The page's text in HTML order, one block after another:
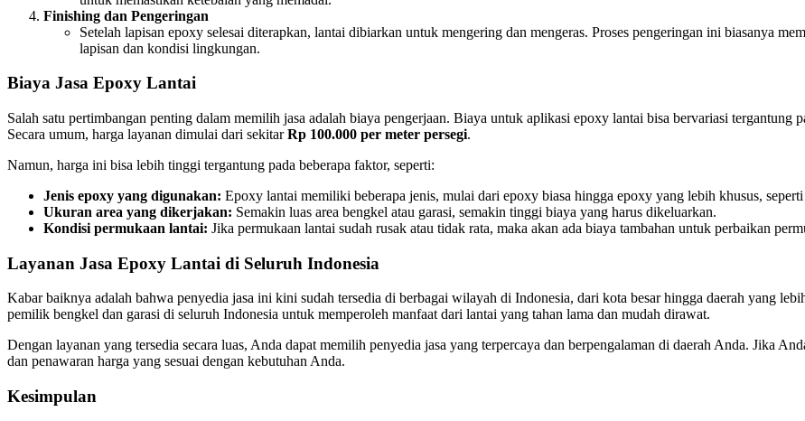
Finishing dan Pengeringan
Setelah lapisan epoxy selesai diterapkan, lantai dibiarkan untuk mengering dan mengeras. Proses pengeringan ini biasanya
lapisan dan kondisi lingkungan.
Biaya Jasa Epoxy Lantai
Salah satu pertimbangan penting dalam memilih jasa adalah biaya pengerjaan. Biaya untuk aplikasi epoxy lantai bisa bervariasi tergantung
Secara umum, harga layanan dimulai dari sekitarRp 100.000 per meter persegi.
Namun, harga ini bisa lebih tinggi tergantung pada beberapa faktor, seperti:
Jenis epoxy yang digunakan: Epoxy lantai memiliki beberapa jenis, mulai dari epoxy biasa hingga epoxy yang lebih khusus,
Ukuran area yang dikerjakan: Semakin luas area bengkel atau garasi, semakin tinggi biaya yang harus dikeluarkan.
Kondisi permukaan lantai: Jika permukaan lantai sudah rusak atau tidak rata, maka akan ada biaya tambahan untuk perbaikan
Layanan Jasa Epoxy Lantai di Seluruh Indonesia
Kabar baiknya adalah bahwa penyedia jasa ini kini sudah tersedia di berbagai wilayah di Indonesia, dari kota besar hingga daerah yang
pemilik bengkel dan garasi di seluruh Indonesia untuk memperoleh manfaat dari lantai yang tahan lama dan mudah dirawat.
Dengan layanan yang tersedia secara luas, Anda dapat memilih penyedia jasa yang terpercaya dan berpengalaman di daerah Anda. Jika
dan penawaran harga yang sesuai dengan kebutuhan Anda.
Kesimpulan